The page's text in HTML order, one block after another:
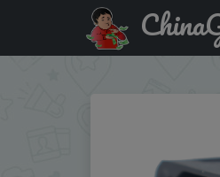
Придбати NEW 40MM